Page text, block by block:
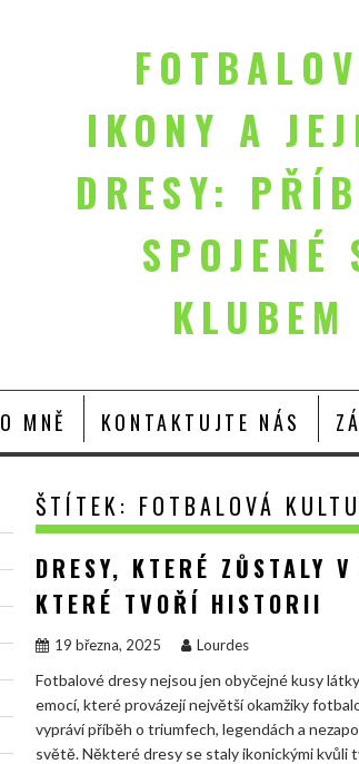
IKONY A
DRESY:
SPOJENÉ
KLUBEM
O MNĚ KONTAKTUJTE NÁS
ŠTÍTEK: FOTBALOVÁ
DRESY, KTERÉ ZŮSTALY
KTERÉ TVOŘÍ HISTORII
19 března, 2025 Lourdes
Fotbalové dresy nejsou jen obyčejné kusy
emocí, které provázejí největší okamžiky
vypráví příběh o triumfech, legendách a
světě. Některé dresy se staly ikonickými kvůli